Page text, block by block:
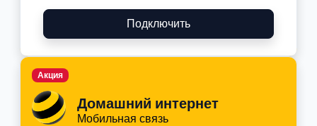
Подключить
Домашний интернет
Мобильная связь
Акция